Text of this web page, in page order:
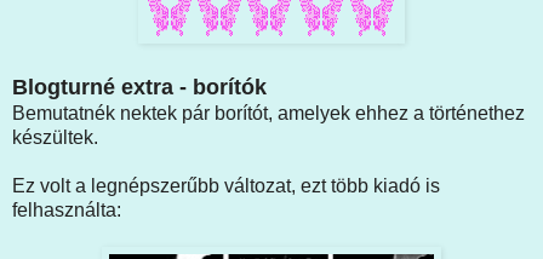
Blogturné extra - borítók
Bemutatnék nektek pár borítót, amelyek ehhez a történethez
készültek.
Ez volt a legnépszerűbb változat, ezt több kiadó is
felhasználta: